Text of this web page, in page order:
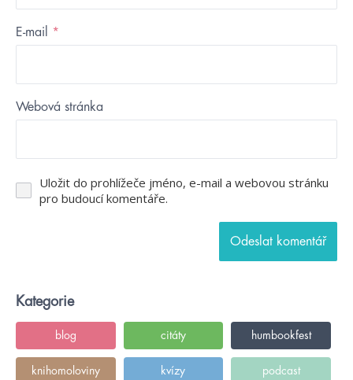
E-mail *
Webová stránka
Uložit do prohlížeče jméno, e-mail a webovou stránku
pro budoucí komentáře.
Kategorie
blog citáty humbookfest
knihomoloviny kvízy podcast